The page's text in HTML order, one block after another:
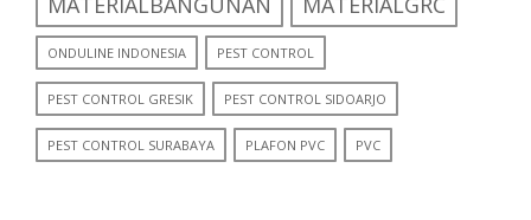
ONDULINE INDONESIA PEST CONTROL
PEST CONTROL GRESIK PEST CONTROL SIDOARJO
PEST CONTROL SURABAYA PLAFON PVC PVC